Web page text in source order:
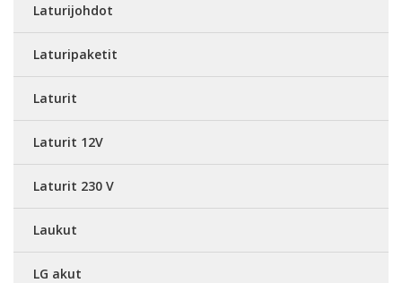
Laturijohdot
Laturipaketit
Laturit
Laturit 12V
Laturit 230 V
Laukut
LG akut